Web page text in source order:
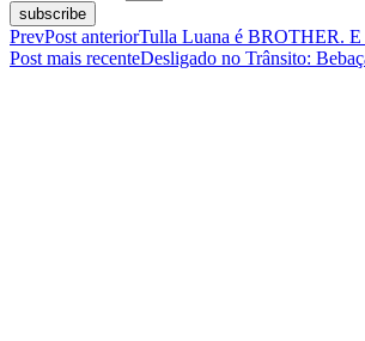
subscribe
PrevPost anteriorTulla Luana é BROTHER. E
Post mais recenteDesligado no Trânsito: